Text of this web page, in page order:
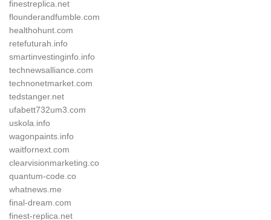
finestreplica.net
flounderandfumble.com
healthohunt.com
retefuturah.info
smartinvestinginfo.info
technewsalliance.com
technonetmarket.com
tedstanger.net
ufabett732um3.com
uskola.info
wagonpaints.info
waitfornext.com
clearvisionmarketing.co
quantum-code.co
whatnews.me
final-dream.com
finest-replica.net